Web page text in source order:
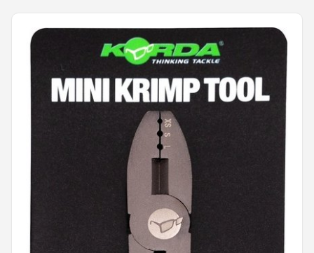
Hengelsoorten
Hengels
Molens
Shop
POPULAIRE MERKEN